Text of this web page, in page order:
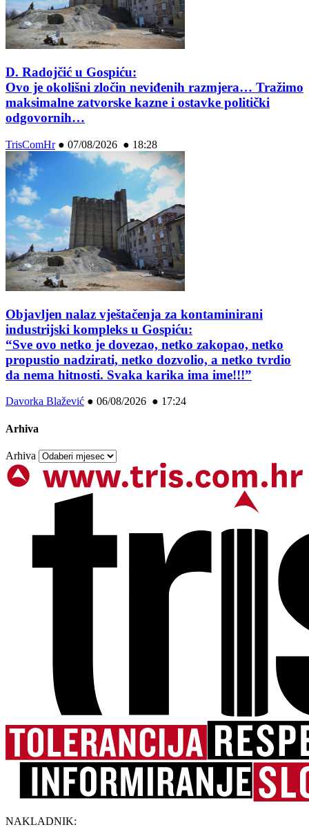
D. Radojčić u Gospiću:
Ovo je okolišni zločin neviđenih razmjera… Tražimo
maksimalne zatvorske kazne i ostavke politički
odgovornih…
TrisComHr● 07/08/2026 ● 18:28
Objavljen nalaz vještačenja za kontaminirani
industrijski kompleks u Gospiću:
“Sve ovo netko je dovezao, netko zakopao, netko
propustio nadzirati, netko dozvolio, a netko tvrdio
da nema hitnosti. Svaka karika ima ime!!!”
Davorka Blažević ● 06/08/2026 ● 17:24
Arhiva
Arhiva
NAKLADNIK: